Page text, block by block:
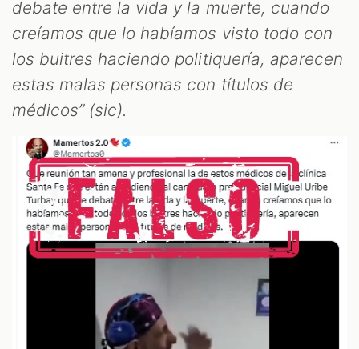
debate entre la vida y la muerte, cuando
creíamos que lo habíamos visto todo con
los buitres haciendo politiquería, aparecen
estas malas personas con títulos de
médicos” (sic).